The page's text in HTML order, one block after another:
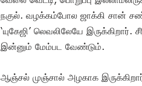
நகுல். வழக்கம்போல ஜாக்கி சான்
‘யுகேஜி’ லெவலிலேயே
இன்னும் மேம்பட வேண்டும்.
ஆஞ்சல் முஞ்சால் அழகாக